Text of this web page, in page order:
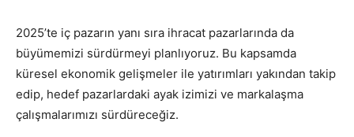
2025’te iç pazarın yanı sıra ihracat pazarlarında da
büyümemizi sürdürmeyi planlıyoruz. Bu kapsamda
küresel ekonomik gelişmeler ile yatırımları yakından takip
edip, hedef pazarlardaki ayak izimizi ve markalaşma
çalışmalarımızı sürdüreceğiz.